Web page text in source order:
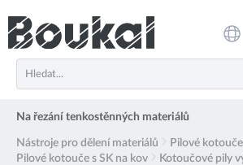
Na řezání tenkostěnných materiálů
Nástroje pro dělení materiálů
Pilové
Pilové kotouče s SK na kov
Kotoučové pily